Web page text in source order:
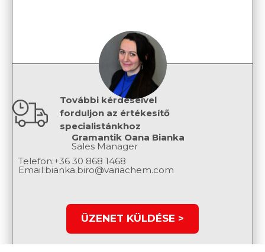
További kérdéseivel
forduljon az értékesítő
specialistánkhoz
Gramantik Oana Bianka
Sales Manager
Telefon:+36 30 868 1468
Email:bianka.biro@variachem.com
ÜZENET KÜLDÉSE >